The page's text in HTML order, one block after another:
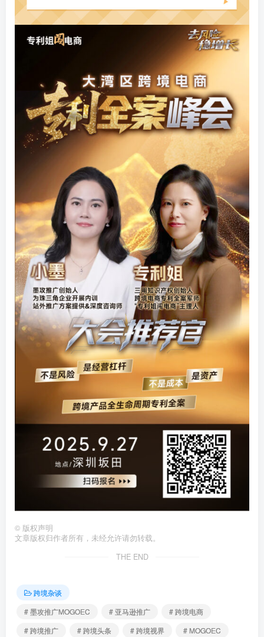
© 版权声明
文章版权归作者所有，未经允许请勿转载。
THE END
跨境杂谈
# 墨攻推广MOGOEC
# 亚马逊推广
# 跨境电商
# 跨境推广
# 跨境头条 # 跨境视界
# MOGOEC